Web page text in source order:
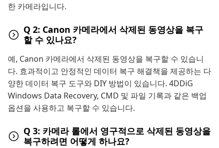
한 카메라입니다.
Q 2: Canon 카메라에서 삭제된 동영상을 복구
할 수 있나요?
예, Canon 카메라에서 삭제된 동영상을 복구할 수 있습니
다. 효과적이고 안정적인 데이터 복구 해결책을 제공하는 다
양한 데이터 복구 도구와 DIY 방법이 있습니다. 4DDiG
Windows Data Recovery, CMD 및 파일 기록과 같은 백업
옵션을 사용하고 복구할 수 있습니다.
Q 3: 카메라 롤에서 영구적으로 삭제된 동영상을
복구하려면 어떻게 하나요?